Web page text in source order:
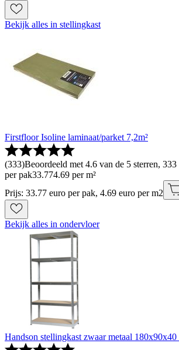
Bekijk alles in stellingkast
Firstfloor Isoline laminaat/parket 7,2m²
(333)Beoordeeld met 4.6 van de 5 sterren,
per pak33.774.69 per m²
Prijs: 33.77 euro per pak, 4.69 euro per m2
Bekijk alles in ondervloer
Handson stellingkast zwaar metaal